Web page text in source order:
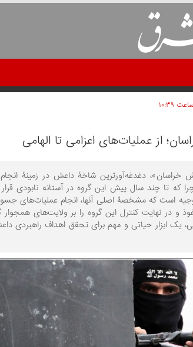
از عملیات‌های اعزامی تا الهامی
خراسان»، دغدغه‌آورترین شاخۀ داعش در زمینۀ
که تا چند سال پیش این گروه در آستانه نابودی
است که مشخصۀ اصلی آنها، انجام عملیات‌های
و در نهایت کنترل این گروه را بر ولایت‌های
یک ابزار حیاتی و مهم برای تحقق اهداف